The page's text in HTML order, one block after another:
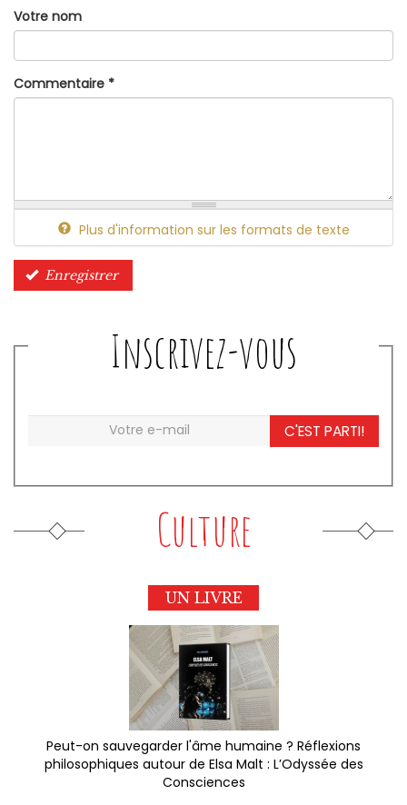
Votre nom
Commentaire *
Plus d'information sur les formats de texte
Enregistrer
Inscrivez-vous
C'EST PARTI!
Culture
UN LIVRE
Peut-on sauvegarder l'âme humaine ? Réflexions
philosophiques autour de Elsa Malt : L’Odyssée des
Consciences